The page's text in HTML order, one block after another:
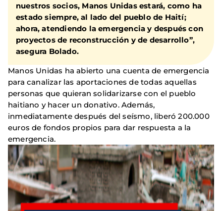
nuestros socios, Manos Unidas estará, como ha
estado siempre, al lado del pueblo de Haití;
ahora, atendiendo la emergencia y después con
proyectos de reconstrucción y de desarrollo”,
asegura Bolado.
Manos Unidas ha abierto una cuenta de emergencia
para canalizar las aportaciones de todas aquellas
personas que quieran solidarizarse con el pueblo
haitiano y hacer un donativo. Además,
inmediatamente después del seísmo, liberó 200.000
euros de fondos propios para dar respuesta a la
emergencia.